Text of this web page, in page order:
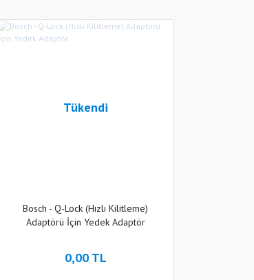
Tükendi
Bosch - Q-Lock (Hızlı Kilitleme)
Adaptörü İçin Yedek Adaptör
0,00 TL